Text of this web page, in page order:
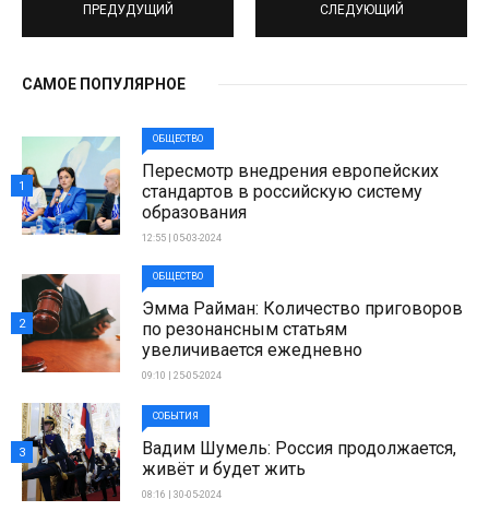
ПРЕДУДУЩИЙ СЛЕДУЮЩИЙ
САМОЕ ПОПУЛЯРНОЕ
ОБЩЕСТВО
Пересмотр внедрения европейских
стандартов в российскую систему
образования
12:55 | 05-03-2024
1
ОБЩЕСТВО
Эмма Райман: Количество приговоров
по резонансным статьям
увеличивается ежедневно
09:10 | 25-05-2024
2
СОБЫТИЯ
Вадим Шумель: Россия продолжается,
живёт и будет жить
08:16 | 30-05-2024
3